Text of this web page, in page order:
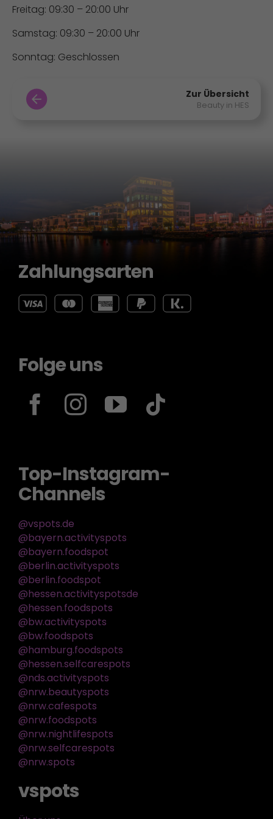
Freitag: 09:30 – 20:00 Uhr
Samstag: 09:30 – 20:00 Uhr
Sonntag: Geschlossen
Zur Übersicht
Beauty in HES
Zahlungsarten
Folge uns
Top-Instagram-
Channels
@vspots.de
@bayern.activityspots
@bayern.foodspot
@berlin.activityspots
@berlin.foodspot
@hessen.activityspotsde
@hessen.foodspots
@bw.activityspots
@bw.foodspots
@hamburg.foodspots
@hessen.selfcarespots
@nds.activityspots
@nrw.beautyspots
@nrw.cafespots
@nrw.foodspots
@nrw.nightlifespots
@nrw.selfcarespots
@nrw.spots
vspots